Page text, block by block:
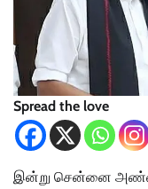
Spread the love
இன்று சென்னை அண்ணா